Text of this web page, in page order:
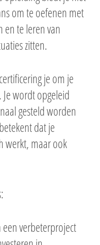
om te oefenen met
en te leren van
zitten.
je om je
wordt opgeleid
gesteld worden
dat je
werkt, maar ook
verbeterproject